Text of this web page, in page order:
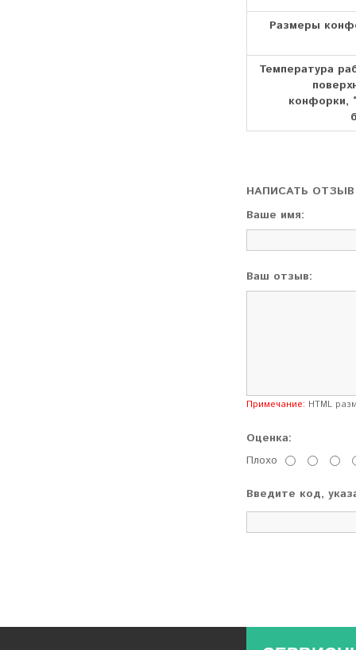
Размеры
Температура
конфорки,
НАПИСАТЬ ОТЗЫВ
Ваше имя:
Ваш отзыв:
Примечание: HTML
Оценка:
Плохо
Введите код,